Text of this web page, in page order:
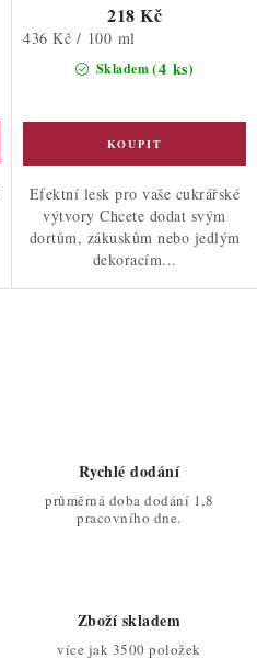
Skladem(4 ks)
218 Kč
Měrná
436 Kč / 100 ml
Efektní lesk pro vaše cukrářské
výtvory Chcete dodat svým
dortům, zákuskům nebo jedlým
dekoracím...
Rychlé dodání
průměrná doba dodání 1,8
pracovního dne.
Zboží skladem
více jak 3500 položek